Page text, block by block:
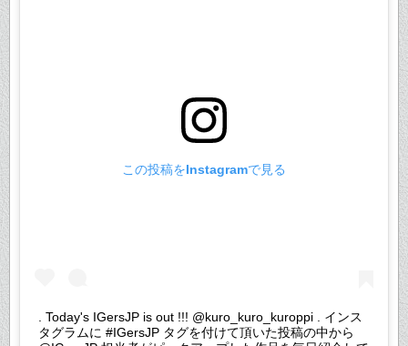
この投稿をInstagramで見る
. Today's IGersJP is out !!! @kuro_kuro_kuroppi . インス
タグラムに #IGersJP タグを付けて頂いた投稿の中から